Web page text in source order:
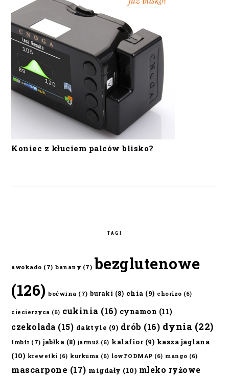
Koniec z kłuciem palców blisko?
TAGI
awokado (7) banany (7) bezglutenowe
(126) boćwina (7) buraki (8) chia (9) chorizo (6)
ciecierzyca (6) cukinia (16) cynamon (11)
czekolada (15) daktyle (9) drób (16) dynia (22)
imbir (7) jabłka (8) jarmuż (6) kalafior(9) kasza jaglana
(10) krewetki (6) kurkuma (6) lowFODMAP (6) mango (6)
mascarpone (17) migdały (10) mleko ryżowe